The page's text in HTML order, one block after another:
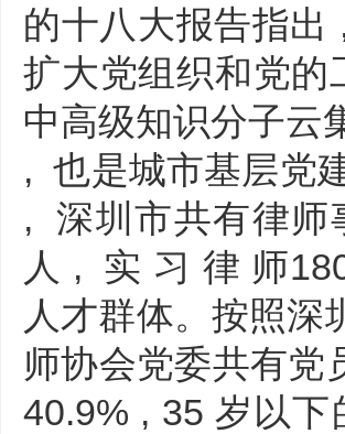
的十八大报告指
扩大党组织和党的
中高级知识分子云
, 也是城市基层党
, 深圳市共有律师
人 , 实 习 律 师
人才群体。按照深
师协会党委共有
40.9% , 35 岁以